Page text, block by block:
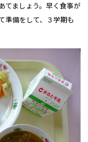
てましょう。早く食事が
準備をして、３学期も